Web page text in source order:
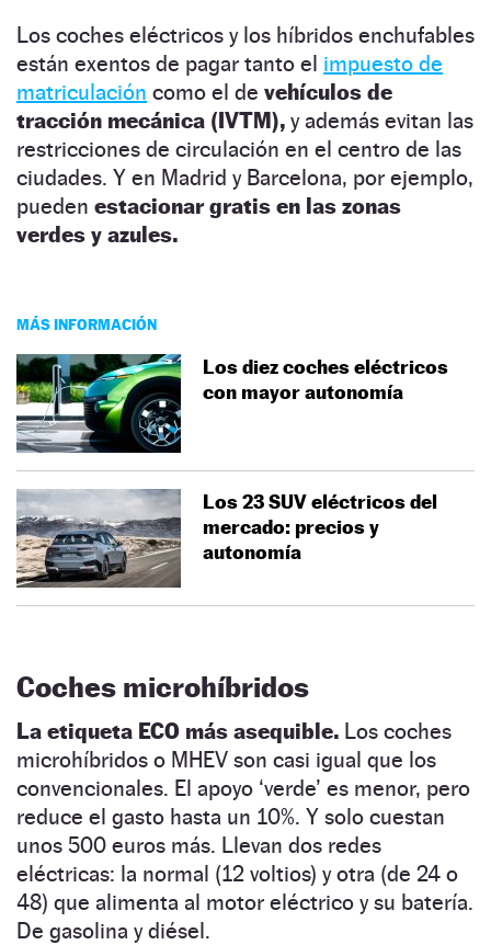
Los coches eléctricos y los híbridos enchufables
están exentos de pagar tanto el impuesto de
matriculación como el de vehículos de
tracción mecánica (IVTM), y además evitan las
restricciones de circulación en el centro de las
ciudades. Y en Madrid y Barcelona, por ejemplo,
pueden estacionar gratis en las zonas
verdes y azules.
MÁS INFORMACIÓN
Los diez coches eléctricos
con mayor autonomía
Los 23 SUV eléctricos del
mercado: precios y
autonomía
Coches microhíbridos
La etiqueta ECO más asequible. Los coches
microhíbridos o MHEV son casi igual que los
convencionales. El apoyo ‘verde’ es menor, pero
reduce el gasto hasta un 10%. Y solo cuestan
unos 500 euros más. Llevan dos redes
eléctricas: la normal (12 voltios) y otra (de 24 o
48) que alimenta al motor eléctrico y su batería.
De gasolina y diésel.